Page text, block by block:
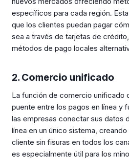
específicos para cada región.
que los clientes puedan pagar
sea a través de tarjetas de
métodos de pago locales
2. Comercio unificado
La función de comercio unificado
puente entre los pagos en línea y
las empresas conectar sus datos
línea en un único sistema,
cliente sin fisuras en todos los
es especialmente útil para los